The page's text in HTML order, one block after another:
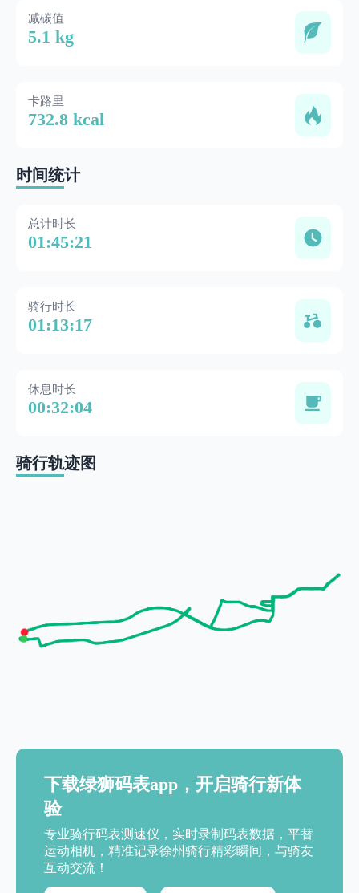
减碳值
5.1 kg
卡路里
732.8 kcal
时间统计
总计时长
01:45:21
骑行时长
01:13:17
休息时长
00:32:04
骑行轨迹图
下载绿狮码表app，开启骑行新体
验
专业骑行码表测速仪，实时录制码表数据，平替
运动相机，精准记录徐州骑行精彩瞬间，与骑友
互动交流！